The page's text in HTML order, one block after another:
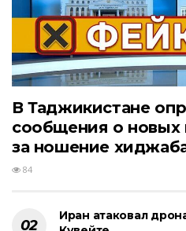
В Таджикистане
сообщения о
за ношение
84
Иран атаковал